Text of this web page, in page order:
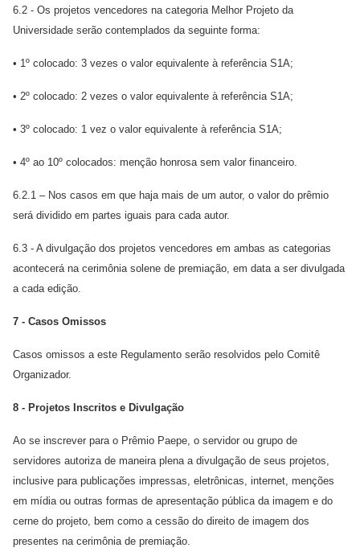
6.2 - Os projetos vencedores na categoria Melhor Projeto da
Universidade serão contemplados da seguinte forma:
• 1º colocado: 3 vezes o valor equivalente à referência S1A;
• 2º colocado: 2 vezes o valor equivalente à referência S1A;
• 3º colocado: 1 vez o valor equivalente à referência S1A;
• 4º ao 10º colocados: menção honrosa sem valor financeiro.
6.2.1 – Nos casos em que haja mais de um autor, o valor do prêmio
será dividido em partes iguais para cada autor.
6.3 - A divulgação dos projetos vencedores em ambas as categorias
acontecerá na cerimônia solene de premiação, em data a ser divulgada
a cada edição.
7 - Casos Omissos
Casos omissos a este Regulamento serão resolvidos pelo Comitê
Organizador.
8 - Projetos Inscritos e Divulgação
Ao se inscrever para o Prêmio Paepe, o servidor ou grupo de
servidores autoriza de maneira plena a divulgação de seus projetos,
inclusive para publicações impressas, eletrônicas, internet, menções
em mídia ou outras formas de apresentação pública da imagem e do
cerne do projeto, bem como a cessão do direito de imagem dos
presentes na cerimônia de premiação.